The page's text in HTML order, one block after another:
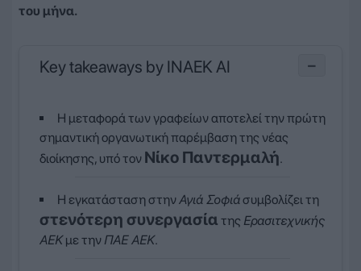
του μήνα.
Key takeaways by INAEK AI −
Η μεταφορά των γραφείων αποτελεί την πρώτη
σημαντική οργανωτική παρέμβαση της νέας
διοίκησης, υπό τον Νίκο Παντερμαλή.
Η εγκατάσταση στηνΑγιά Σοφιάσυμβολίζει τη
στενότερη συνεργασία της Ερασιτεχνικής
ΑΕΚμε την ΠΑΕ ΑΕΚ.